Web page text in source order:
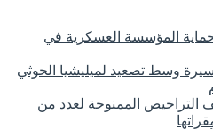
المؤسسة العسكرية في
وسط تصعيد لميليشيا الحوثي
التراخيص الممنوحة لعدد من